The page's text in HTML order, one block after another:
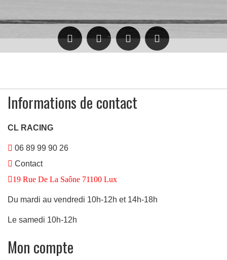
Informations de contact
CL RACING
06 89 99 90 26
Contact
19 Rue De La Saône 71100 Lux
Du mardi au vendredi 10h-12h et 14h-18h
Le samedi 10h-12h
Mon compte